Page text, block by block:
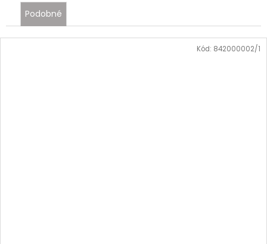
Podobné
Kód: 842000002/1